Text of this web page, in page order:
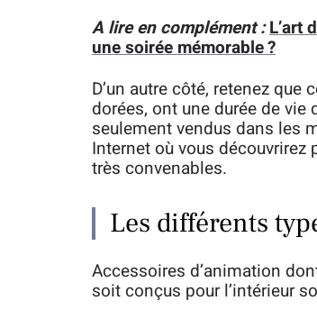
A lire en complément :L’art
une soirée mémorable ?
D’un autre côté, retenez
dorées, ont une durée de
seulement vendus dans les
Internet où vous découvrirez
très convenables.
Les différents
Accessoires d’animation
soit conçus pour l’intérieur